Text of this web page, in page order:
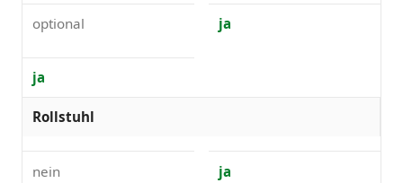
optional ja
ja
Rollstuhl
nein ja